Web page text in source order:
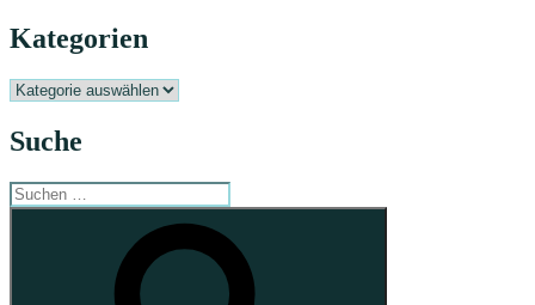
Kategorien
Kategorien
Suche
Suchen
nach: